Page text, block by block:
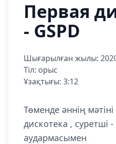
Первая
- GSPD
Шығарылған жылы:
Тіл: орыс
Ұзақтығы: 3:12
Төменде әннің
дискотека , суретші -
аудармасымен